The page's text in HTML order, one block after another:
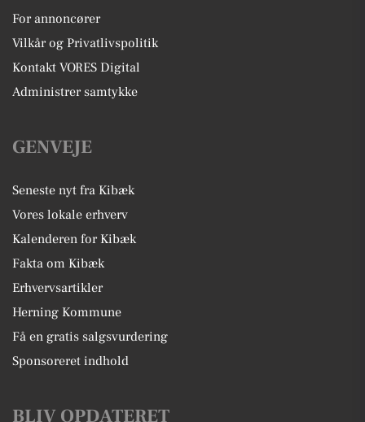
For annoncører
Vilkår og Privatlivspolitik
Kontakt VORES Digital
Administrer samtykke
GENVEJE
Seneste nyt fra Kibæk
Vores lokale erhverv
Kalenderen for Kibæk
Fakta om Kibæk
Erhvervsartikler
Herning Kommune
Få en gratis salgsvurdering
Sponsoreret indhold
BLIV OPDATERET